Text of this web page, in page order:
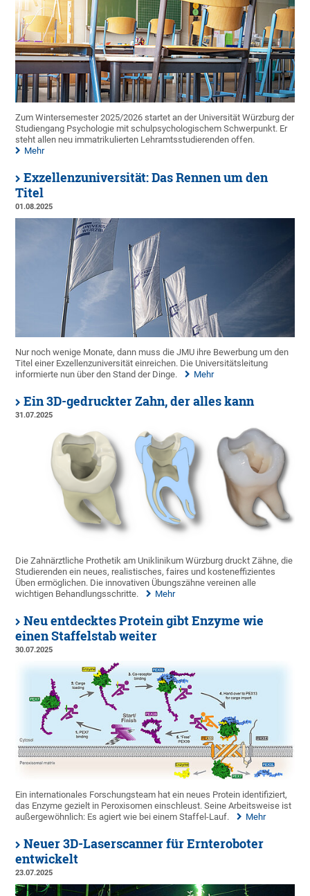
Zum Wintersemester 2025/2026 startet an der Universität Würzburg der
Studiengang Psychologie mit schulpsychologischem Schwerpunkt. Er
steht allen neu immatrikulierten Lehramtsstudierenden offen.
Mehr
Exzellenzuniversität: Das Rennen um den
Titel
01.08.2025
Nur noch wenige Monate, dann muss die JMU ihre Bewerbung um den
Titel einer Exzellenzuniversität einreichen. Die Universitätsleitung
informierte nun über den Stand der Dinge.
Mehr
Ein 3D-gedruckter Zahn, der alles kann
31.07.2025
Die Zahnärztliche Prothetik am Uniklinikum Würzburg druckt Zähne, die
Studierenden ein neues, realistisches, faires und kosteneffizientes
Üben ermöglichen. Die innovativen Übungszähne vereinen alle
wichtigen Behandlungsschritte.
Mehr
Neu entdecktes Protein gibt Enzyme wie
einen Staffelstab weiter
30.07.2025
Ein internationales Forschungsteam hat ein neues Protein identifiziert,
das Enzyme gezielt in Peroxisomen einschleust. Seine Arbeitsweise ist
außergewöhnlich: Es agiert wie bei einem Staffel-Lauf.
Mehr
Neuer 3D-Laserscanner für Ernteroboter
entwickelt
23.07.2025